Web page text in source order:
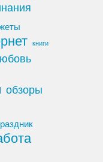
книги
обзоры